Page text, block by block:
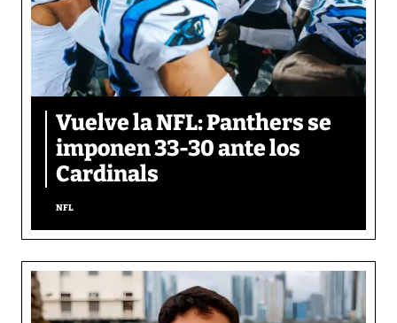
Vuelve la NFL: Panthers se
imponen 33-30 ante los
Cardinals
NFL